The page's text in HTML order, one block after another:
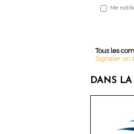
Me
Tous les
Signaler un
DANS